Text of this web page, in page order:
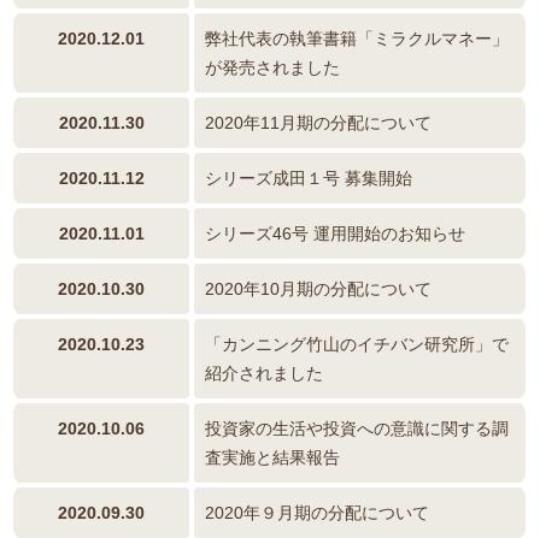
2020.12.01
弊社代表の執筆書籍「ミラクルマネー」
が発売されました
2020.11.30 2020年11月期の分配について
2020.11.12 シリーズ成田１号 募集開始
2020.11.01 シリーズ46号 運用開始のお知らせ
2020.10.30 2020年10月期の分配について
2020.10.23
「カンニング竹山のイチバン研究所」で
紹介されました
2020.10.06
投資家の生活や投資への意識に関する調
査実施と結果報告
2020.09.30 2020年９月期の分配について